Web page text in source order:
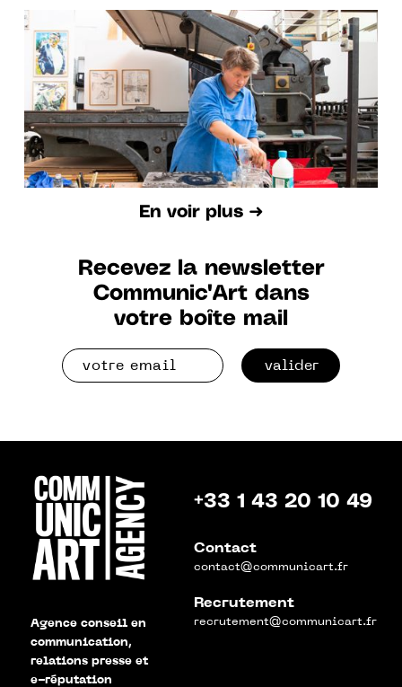
drôle de pingouin"
En voir plus ➜
Recevez la newsletter
Communic'Art dans
votre boîte mail
valider
Agence conseil en
communication,
relations presse et
e-réputation
+33 1 43 20 10 49
Contact
contact@communicart.fr
Recrutement
recrutement@communicart.fr